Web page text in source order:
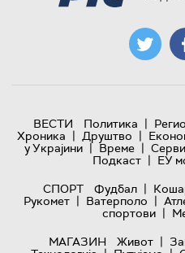
ВЕСТИ Политика |
Хроника | Друштво |
у Украјини | Време |
Подкаст | ЕУ
СПОРТ
Фудбал |
Рукомет | Ватерполо |
спортови |
МАГАЗИН
Живот |